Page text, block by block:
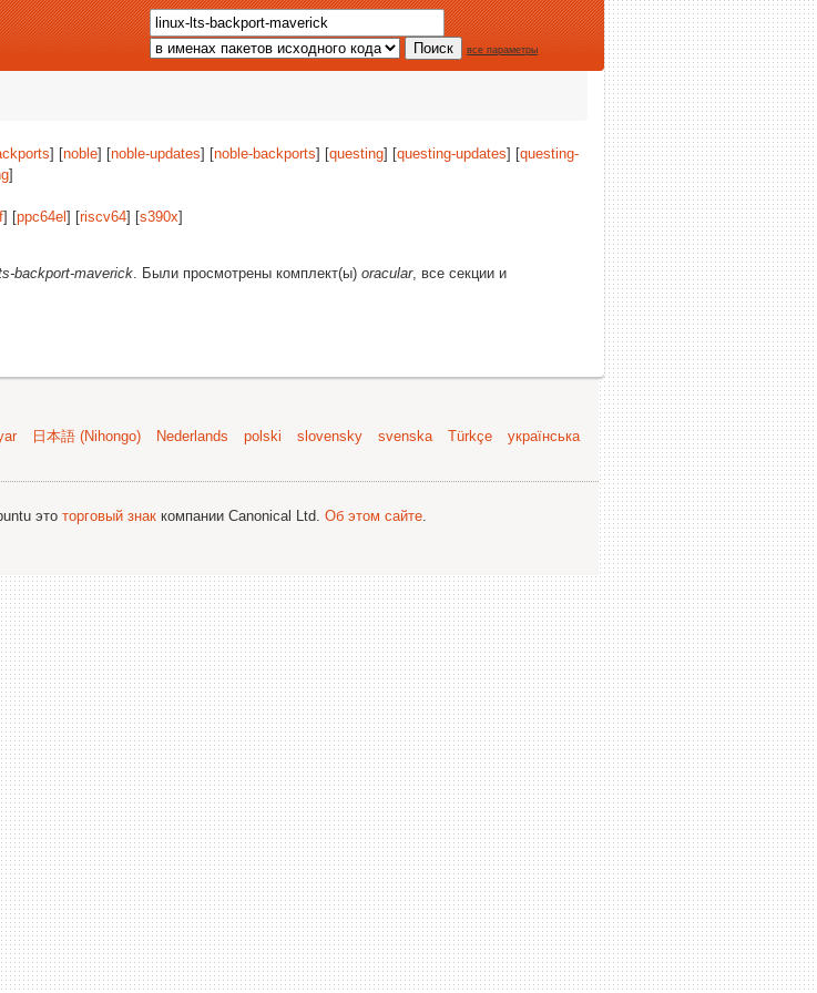
все параметры
] [noble] [noble-updates] [noble-backports] [questing] [questing-updates] [questing-
]
] [ppc64el ] [riscv64] [s390x]
backport-maverick. Были просмотрены комплект(ы) oracular, все секции и
日本語 (Nihongo) Nederlands polski slovensky svenska Türkçe
українська
это торговый знак компании Canonical Ltd. Об этом сайте.